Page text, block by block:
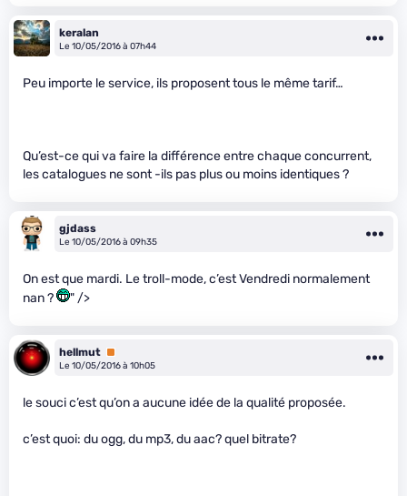
keralan
Le 10/05/2016 à 07h44
Peu importe le service, ils proposent tous le même tarif…
Qu’est-ce qui va faire la différence entre chaque concurrent,
les catalogues ne sont -ils pas plus ou moins identiques ?
gjdass
Le 10/05/2016 à 09h35
On est que mardi. Le troll-mode, c’est Vendredi normalement
nan ?
" />
hellmut Premium
Le 10/05/2016 à 10h05
le souci c’est qu’on a aucune idée de la qualité proposée.
c’est quoi: du ogg, du mp3, du aac? quel bitrate?